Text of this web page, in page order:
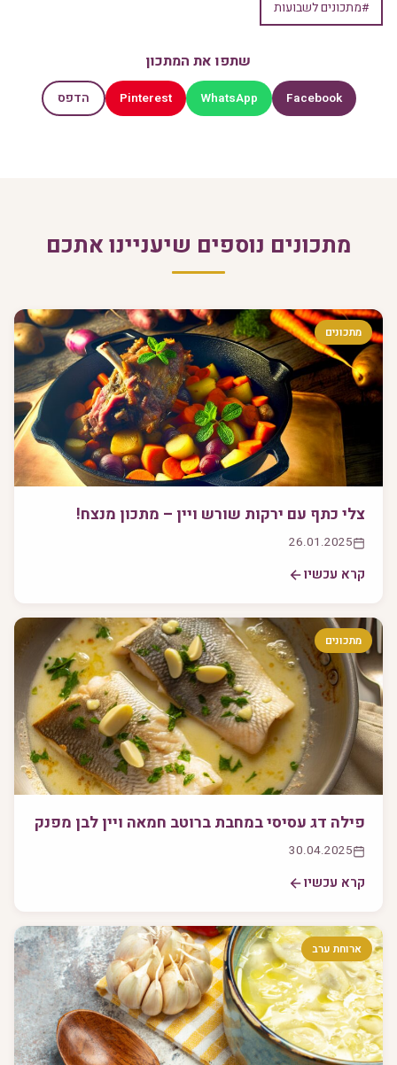
#מתכונים לשבועות
שתפו את המתכון
Facebook
WhatsApp
Pinterest הדפס
מתכונים נוספים שיעניינו אתכם
מתכונים
צלי כתף עם ירקות שורש ויין – מתכון מנצח!
26.01.2025
קרא עכשיו
מתכונים
פילה דג עסיסי במחבת ברוטב חמאה ויין לבן מפנק
30.04.2025
קרא עכשיו
ארוחת ערב